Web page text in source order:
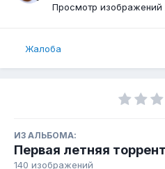
Просмотр изображений
Жалоба
ИЗ АЛЬБОМА:
Первая летняя
140 изображений